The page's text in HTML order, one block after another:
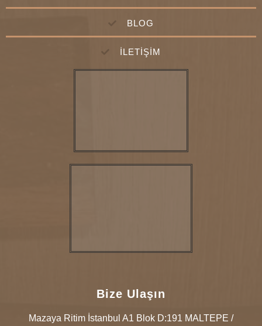
BLOG
İLETİŞİM
Bize Ulaşın
Mazaya Ritim İstanbul A1 Blok D:191 MALTEPE /